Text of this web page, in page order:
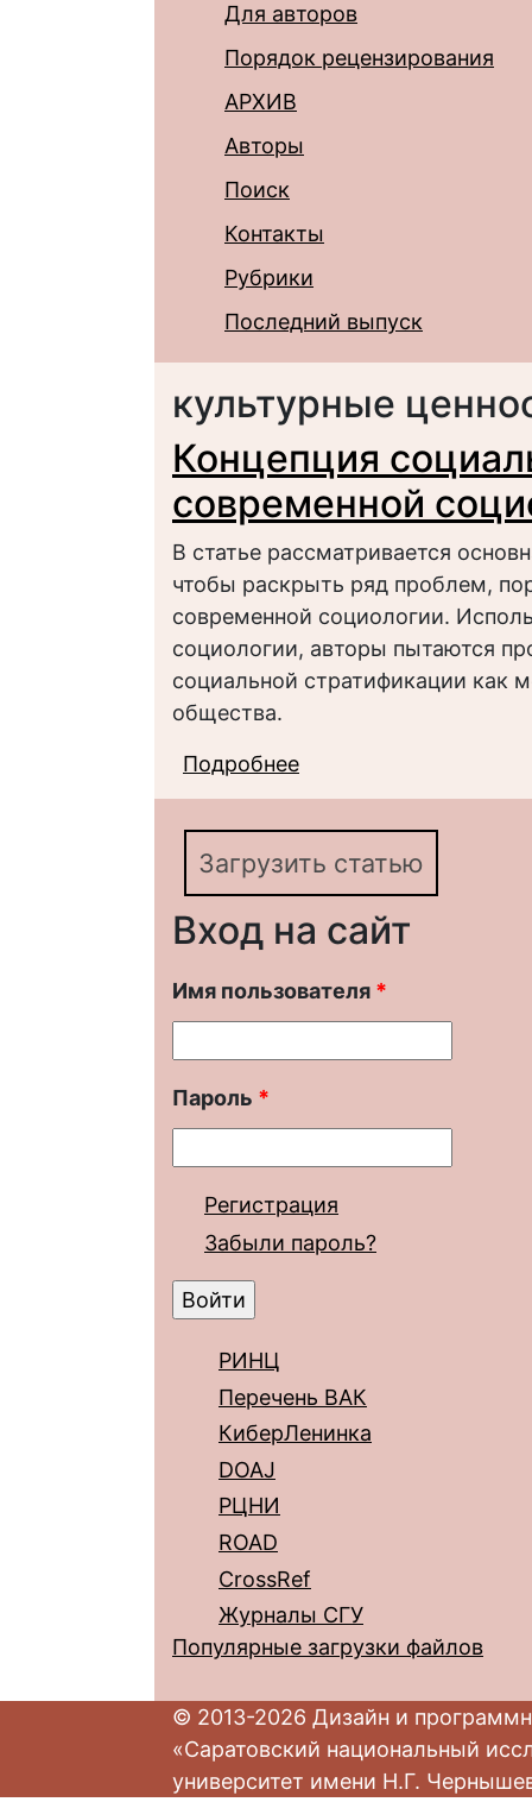
Для авторов
Порядок рецензирования
АРХИВ
Авторы
Поиск
Контакты
Рубрики
Последний выпуск
культурные
Концепция
современной
В статье рассматривается
чтобы раскрыть ряд проблем,
современной социологии.
социологии, авторы пытаются
социальной стратификации как
общества.
Подробнее
социологии
Загрузить статью
Вход на сайт
Имя пользователя *
Пароль *
Регистрация
Забыли пароль?
РИНЦ
Перечень ВАК
КиберЛенинка
DOAJ
РЦНИ
ROAD
CrossRef
Журналы СГУ
Популярные загрузки файлов
© 2013-2026 Дизайн и
«Саратовский национальный
университет имени Н.Г.